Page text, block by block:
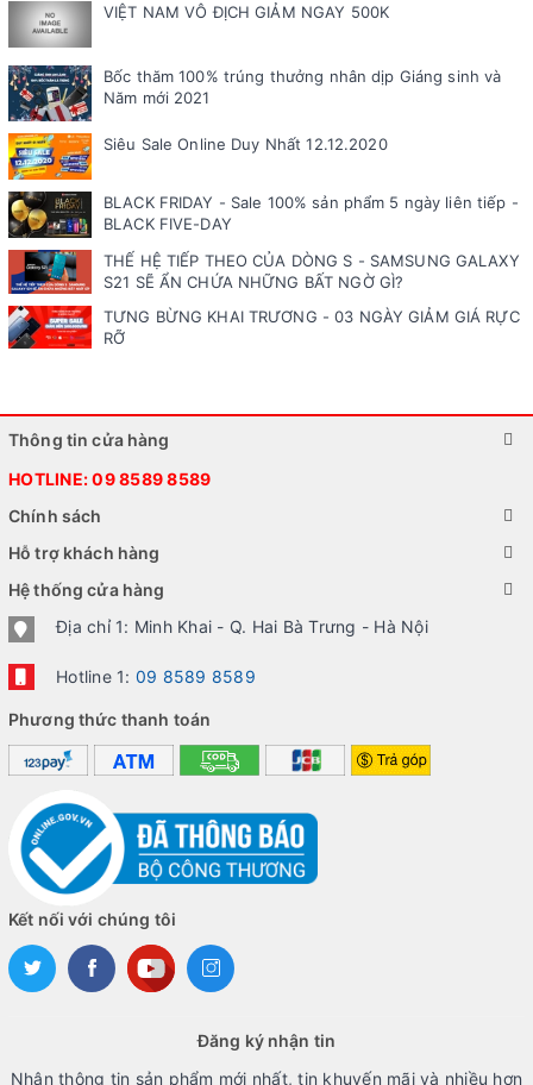
VIỆT NAM VÔ ĐỊCH GIẢM NGAY 500K
Bốc thăm 100% trúng thưởng nhân dịp Giáng sinh và
Năm mới 2021
Siêu Sale Online Duy Nhất 12.12.2020
BLACK FRIDAY - Sale 100% sản phẩm 5 ngày liên tiếp -
BLACK FIVE-DAY
THẾ HỆ TIẾP THEO CỦA DÒNG S - SAMSUNG GALAXY
S21 SẼ ẨN CHỨA NHỮNG BẤT NGỜ GÌ?
TƯNG BỪNG KHAI TRƯƠNG - 03 NGÀY GIẢM GIÁ RỰC
RỠ
Thông tin cửa hàng
HOTLINE:09 8589 8589
Chính sách
Hỗ trợ khách hàng
Hệ thống cửa hàng
Địa chỉ 1: Minh Khai - Q. Hai Bà Trưng - Hà Nội
Hotline 1: 09 8589 8589
Phương thức thanh toán
Kết nối với chúng tôi
Đăng ký nhận tin
Nhận thông tin sản phẩm mới nhất, tin khuyến mãi và nhiều hơn